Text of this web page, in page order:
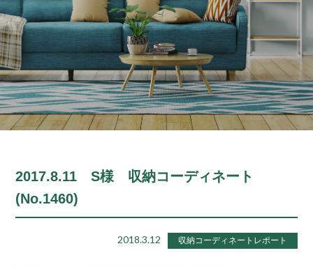
2017.8.11 S様 収納コーディネート
(No.1460)
2018.3.12 収納コーディネートレポート